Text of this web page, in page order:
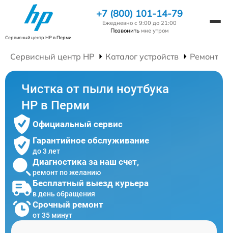
Сервисный центр HPв Перми
+7 (800) 101-14-79
Ежедневно с 9:00 до 21:00
Позвонить мне утром
Сервисный центр HP Каталог устройств Ремонт
Чистка от пыли ноутбука
HP в Перми
Официальный сервис
Гарантийное обслуживание
до 3 лет
Диагностика за наш счет,
ремонт по желанию
Бесплатный выезд курьера
в день обращения
Срочный ремонт
от 35 минут